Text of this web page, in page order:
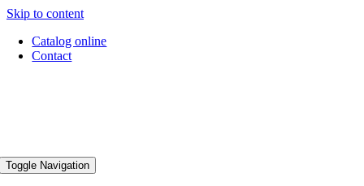
Skip to content
Catalog online
Contact
Toggle Navigation